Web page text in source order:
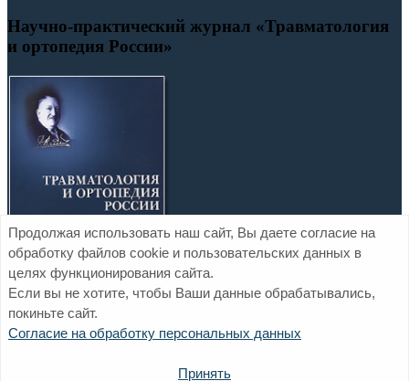
Научно-практический журнал «Травматология
и ортопедия России»
Официальный сайт ФГБУ «НМИЦ ТО им. Р.Р. Вредена»
Минздрава России
Продолжая использовать наш сайт, Вы даете согласие на
обработку файлов cookie и пользовательских данных в
целях функционирования сайта.
Если вы не хотите, чтобы Ваши данные обрабатывались,
покиньте сайт.
Согласие на обработку персональных данных
Принять